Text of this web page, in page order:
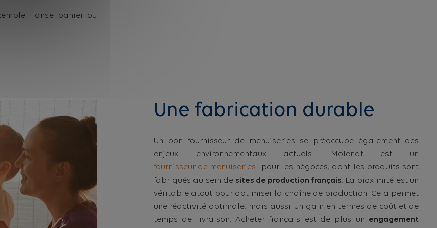
: anse panier ou
Une fabrication durable
Un bon fournisseur de menuiseries se préoccupe également des
enjeux environnementaux actuels. Molenat est un
fournisseur de menuiseries pour les négoces, dont les produits sont
fabriqués au sein de sites de production français. La proximité est un
véritable atout pour optimiser la chaîne de production. Cela permet
une réactivité optimale, mais aussi un gain en termes de coût et de
temps de livraison. Acheter français est de plus un engagement